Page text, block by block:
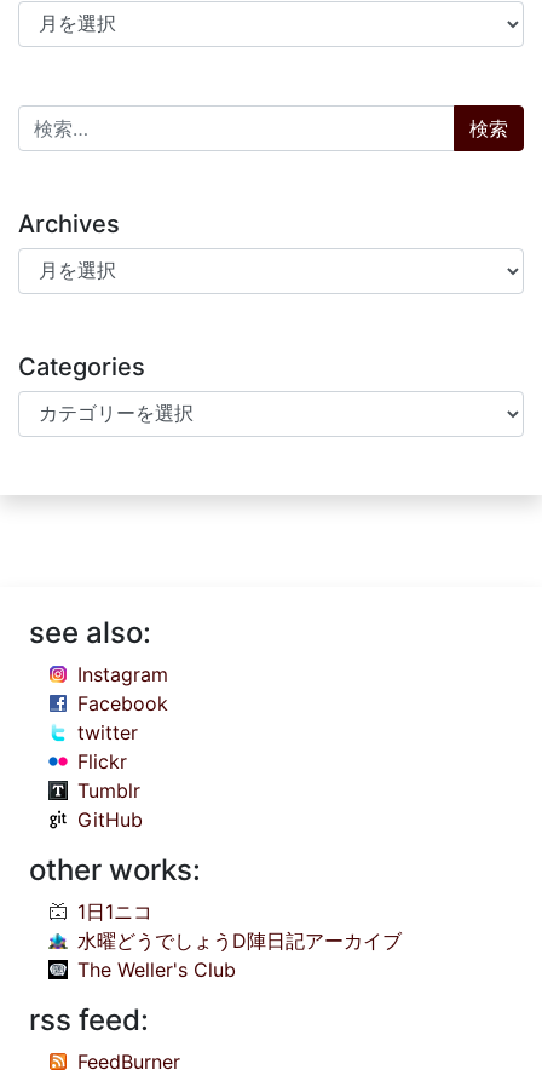
アーカイブ
検索:
Archives
Archives
Categories
Categories
see also:
Instagram
Facebook
twitter
Flickr
Tumblr
GitHub
other works:
1日1ニコ
水曜どうでしょうD陣日記アーカイブ
The Weller's Club
rss feed:
FeedBurner